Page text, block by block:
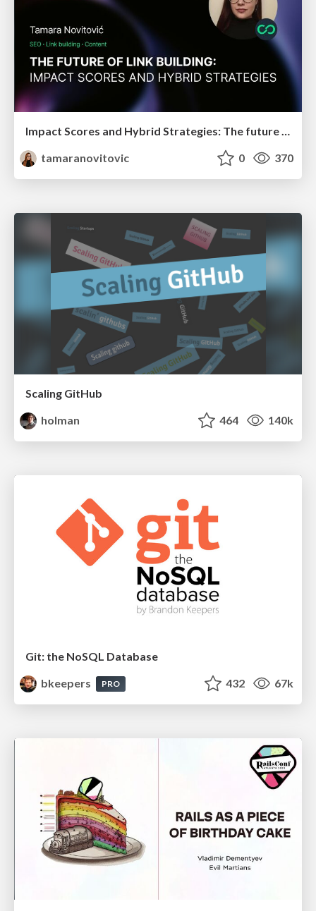
Impact Scores and Hybrid Strategies: The future of link building
tamaranovitovic
0 370
Scaling GitHub
holman
464 140k
Git: the NoSQL Database
bkeepers
PRO 432 67k